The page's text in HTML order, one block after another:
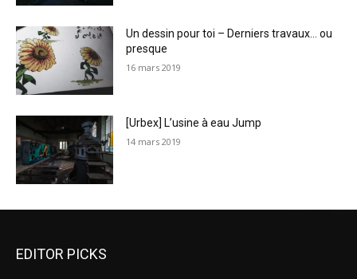
Un dessin pour toi – Derniers travaux… ou
presque
16 mars 2019
[Urbex] L’usine à eau Jump
14 mars 2019
EDITOR PICKS